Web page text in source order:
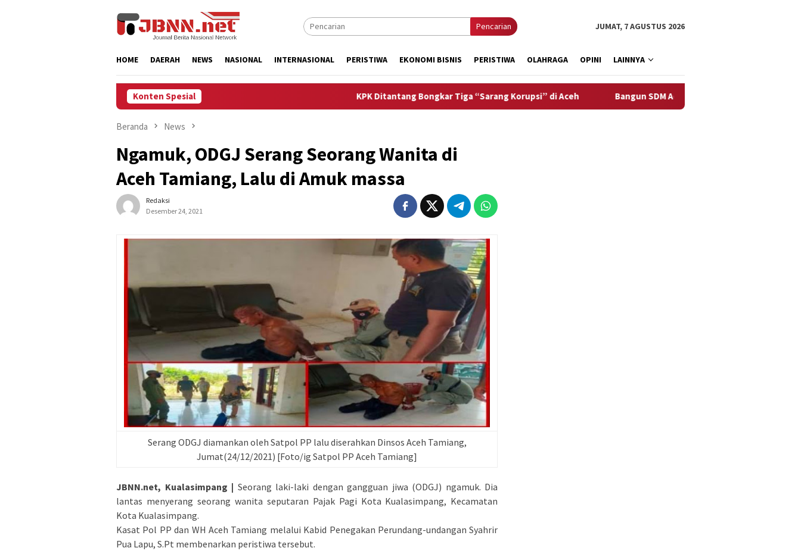
Pencarian JUMAT, 7 AGUSTUS 2026
HOME DAERAH NEWS NASIONAL INTERNASIONAL PERISTIWA EKONOMI BISNIS PERISTIWA OLAHRAGA OPINI LAINNYA
Konten Spesial KPK Ditantang Bongkar Tiga “Sarang Korupsi” di Aceh Bangun SDM Aceh, Solusi Bangun Andalas Perluas Akses
Beranda News
Ngamuk, ODGJ Serang Seorang Wanita di
Aceh Tamiang, Lalu di Amuk massa
Redaksi
Desember 24, 2021
Serang ODGJ diamankan oleh Satpol PP lalu diserahkan Dinsos Aceh Tamiang,
Jumat(24/12/2021) [Foto/ig Satpol PP Aceh Tamiang]
JBNN.net, Kualasimpang | Seorang laki-laki dengan gangguan jiwa (ODGJ) ngamuk. Dia
lantas menyerang seorang wanita seputaran Pajak Pagi Kota Kualasimpang, Kecamatan
Kota Kualasimpang.
Kasat Pol PP dan WH Aceh Tamiang melalui Kabid Penegakan Perundang-undangan Syahrir
Pua Lapu, S.Pt membenarkan peristiwa tersebut.